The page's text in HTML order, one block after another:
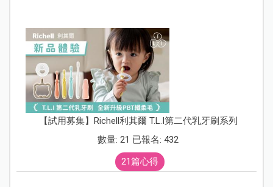
【試用募集】Richell利其爾 T.L.I第二代乳牙刷系列
數量: 21 已報名: 432
21篇心得